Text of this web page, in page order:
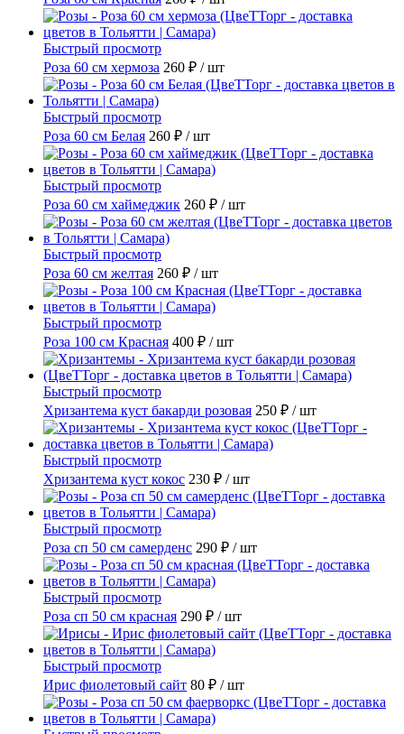
Быстрый просмотр
Роза 60 см хермоза 260 ₽ / шт
Быстрый просмотр
Роза 60 см Белая 260 ₽ / шт
Быстрый просмотр
Роза 60 см хаймеджик 260 ₽ / шт
Быстрый просмотр
Роза 60 см желтая 260 ₽ / шт
Быстрый просмотр
Роза 100 см Красная 400 ₽ / шт
Быстрый просмотр
Хризантема куст бакарди розовая 250 ₽ / шт
Быстрый просмотр
Хризантема куст кокос 230 ₽ / шт
Быстрый просмотр
Роза сп 50 см самерденс 290 ₽ / шт
Быстрый просмотр
Роза сп 50 см красная 290 ₽ / шт
Быстрый просмотр
Ирис фиолетовый сайт 80 ₽ / шт